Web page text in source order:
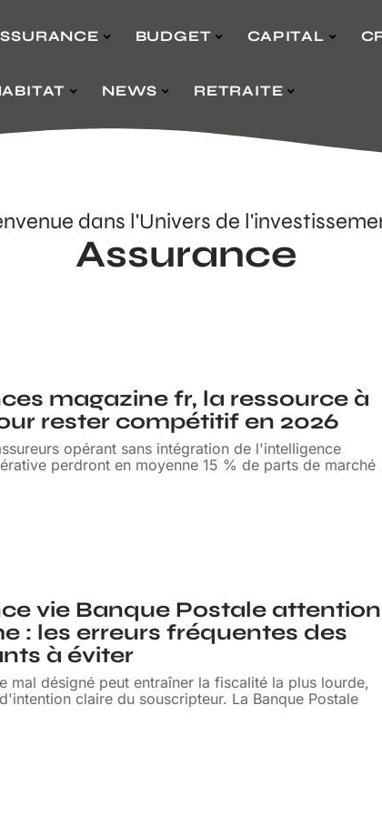
BUDGET CAPITAL
NEWS RETRAITE
dans l'Univers de
Assurance
magazine fr, la ressource à
rester compétitif en 2026
opérant sans intégration de l'intelligence
perdront en moyenne 15 % de parts de marché
vie Banque Postale attention
: les erreurs fréquentes des
à éviter
mal désigné peut entraîner la fiscalité la plus lourde,
claire du souscripteur. La Banque Postale